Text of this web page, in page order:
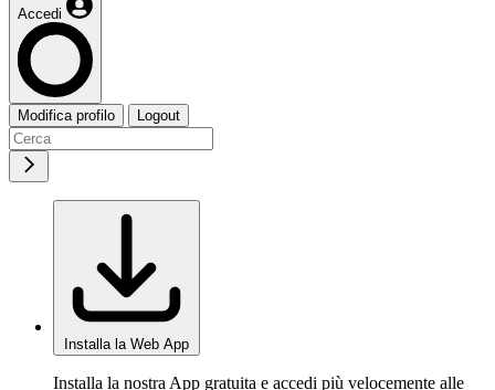
Accedi
Modifica profilo Logout
Installa la Web App
Installa la nostra App gratuita e accedi più velocemente alle